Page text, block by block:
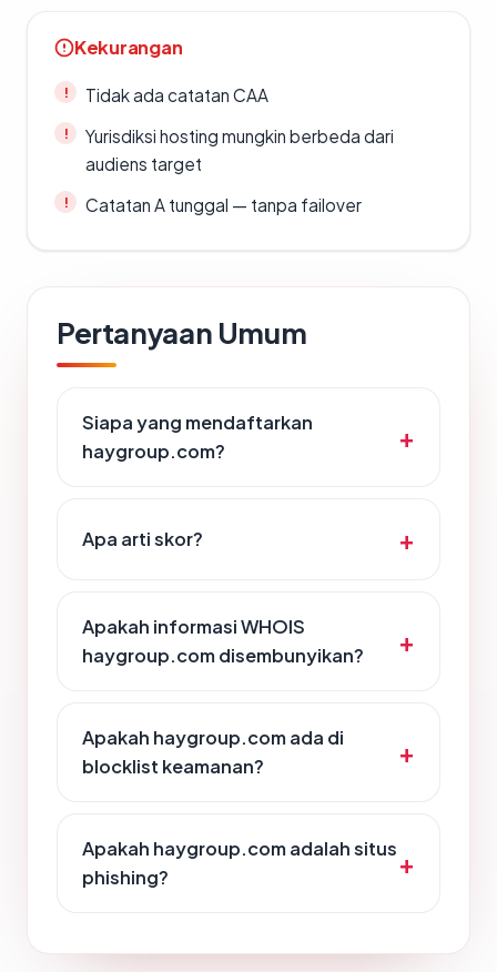
Kekurangan
Tidak ada catatan CAA
Yurisdiksi hosting mungkin berbeda dari
audiens target
Catatan A tunggal — tanpa failover
Pertanyaan Umum
Siapa yang mendaftarkan
haygroup.com?
Apa arti skor?
Apakah informasi WHOIS
haygroup.com disembunyikan?
Apakah haygroup.com ada di
blocklist keamanan?
Apakah haygroup.com adalah situs
phishing?